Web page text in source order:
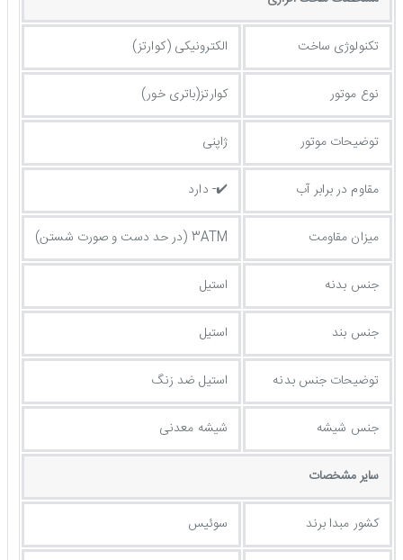
تکنولوژی ساخت الکترونیکی (کوارتز)
نوع موتور کوارتز(باتری خور)
توضیحات موتور ژاپنی
مقاوم در برابر آب ✔️- دارد
میزان مقاومت 3ATM (در حد دست و صورت شستن)
جنس بدنه استیل
جنس بند استیل
توضيحات جنس بدنه استیل ضد زنگ
جنس شیشه شیشه معدنی
ساير مشخصات
کشور مبدا برند سوئیس